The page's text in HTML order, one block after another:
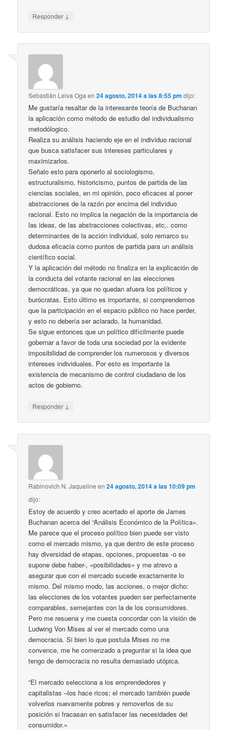
Responder ↓
Sebastián Leiva Oga en24 agosto, 2014 a las 8:55 pm dijo:
Me gustaría resaltar de la interesante teoría de Buchanan
la aplicación como método de estudio del individualismo
metodólogico.
Realiza su análisis haciendo eje en el individuo racional
que busca satisfacer sus intereses particulares y
maximizarlos.
Señalo esto para oponerlo al sociologismo,
estructuralismo, historicismo, puntos de partida de las
ciencias sociales, en mi opinión, poco eficaces al poner
abstracciones de la razón por encima del individuo
racional. Esto no implica la negación de la importancia de
las ideas, de las abstracciones colectivas, etc,. como
determinantes de la acción individual, solo remarco su
dudosa eficacia como puntos de partida para un análisis
científico social.
Y la aplicación del método no finaliza en la explicación de
la conducta del votante racional en las elecciones
democráticas, ya que no quedan afuera los políticos y
burócratas. Esto último es importante, si comprendemos
que la participación en el espacio público no hace perder,
y esto no debería ser aclarado, la humanidad.
Se sigue entonces que un político difícilmente puede
gobernar a favor de toda una sociedad por la evidente
imposibilidad de comprender los numerosos y diversos
intereses individuales. Por esto es importante la
existencia de mecanismo de control ciudadano de los
actos de gobierno.
Responder ↓
Rabinovich N. Jaqueline en24 agosto, 2014 a las 10:09 pm
dijo:
Estoy de acuerdo y creo acertado el aporte de James
Buchanan acerca del “Análisis Económico de la Política».
Me parece que el proceso político bien puede ser visto
como el mercado mismo, ya que dentro de este proceso
hay diversidad de etapas, opciones, propuestas -o se
supone debe haber-, «posibilidades» y me atrevo a
asegurar que con el mercado sucede exactamente lo
mismo. Del mismo modo, las acciones, o mejor dicho:
las elecciones de los votantes pueden ser perfectamente
comparables, semejantes con la de los consumidores.
Pero me resuena y me cuesta concordar con la visión de
Ludwing Von Mises al ver el mercado como una
democracia. Si bien lo que postula Mises no me
convence, me he comenzado a preguntar si la idea que
tengo de democracia no resulta demasiado utópica.
“El mercado selecciona a los emprendedores y
capitalistas –los hace ricos; el mercado también puede
volverlos nuevamente pobres y removerlos de su
posición si fracasan en satisfacer las necesidades del
consumidor.»